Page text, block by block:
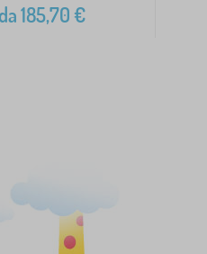
da185,70€